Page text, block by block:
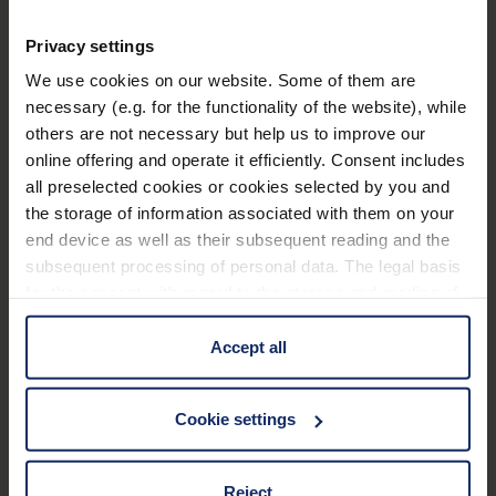
Privacy settings
We use cookies on our website. Some of them are
necessary (e.g. for the functionality of the website), while
others are not necessary but help us to improve our
online offering and operate it efficiently. Consent includes
all preselected cookies or cookies selected by you and
the storage of information associated with them on your
end device as well as their subsequent reading and the
subsequent processing of personal data. The legal basis
information is Art. 25 para. 1 TDDDG and with regard to
the processing of personal data Art. 6 para. 1 lit. a
GDPR. We also use cookies from third-party providers.
cases, the consent in these cases the transfer of data to
third countries, in particular to the U.S.A.
Accept all
Cookie settings
Reject
Der Einsatz von Kantenfiltern empfiehlt sich
besonders bei Indikationen wie Retinitis
Achromatopsie, Aphakie.
Die kontrastverstärkenden Kantenfiltervorhänger
werden auf die Korrektionsfassung aufgesteckt
und können bei Bedarf einfach hochgeklappt
werden.
Optische Wirkung: ±0 dpt.
Für die Kostenübernahme durch die
Mehr erfahren
Technische Daten
Filter
Produktübersicht